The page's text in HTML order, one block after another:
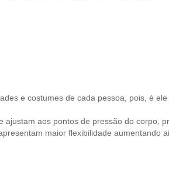
e costumes de cada pessoa, pois, é
aos pontos de pressão do corpo,
maior flexibilidade aumentando